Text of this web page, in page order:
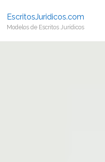
EscritosJuridicos.com
Modelos de Escritos Jurídicos